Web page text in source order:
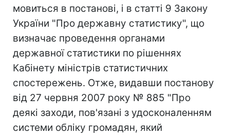
мовиться в постанові, і в статті 9 Закону
України "Про державну статистику", що
визначає проведення органами
державної статистики по рішеннях
Кабінету міністрів статистичних
спостережень. Отже, видавши постанову
від 27 червня 2007 року № 885 "Про
деякі заходи, пов'язані з удосконаленням
системи обліку громадян, який